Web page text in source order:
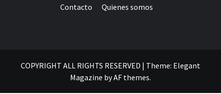
Contacto Quienes somos
COPYRIGHT ALL RIGHTS RESERVED | Theme: Elegant
Magazine byAF themes.